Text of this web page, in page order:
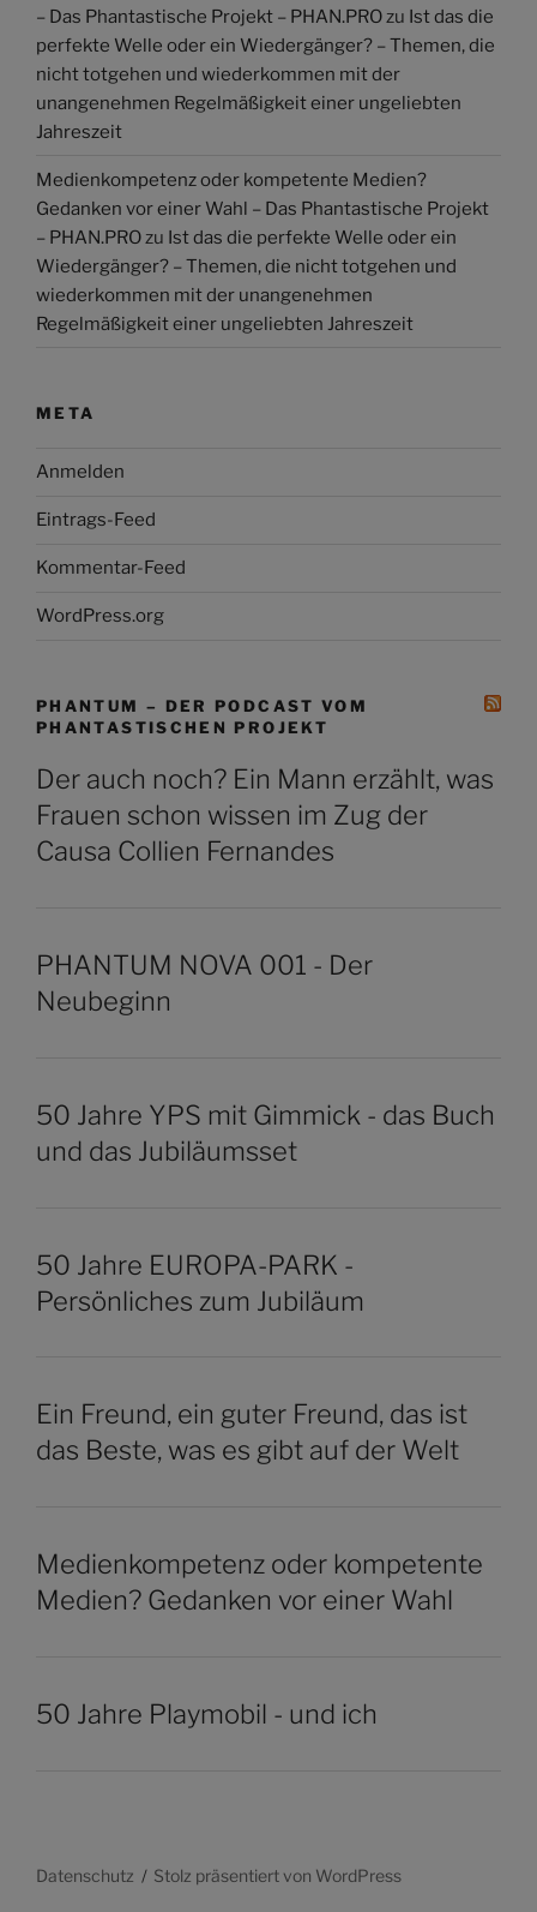
– Das Phantastische Projekt – PHAN.PROzu Ist das die
perfekte Welle oder ein Wiedergänger? – Themen, die
nicht totgehen und wiederkommen mit der
unangenehmen Regelmäßigkeit einer ungeliebten
Jahreszeit
Medienkompetenz oder kompetente Medien?
Gedanken vor einer Wahl – Das Phantastische Projekt
– PHAN.PROzu Ist das die perfekte Welle oder ein
Wiedergänger? – Themen, die nicht totgehen und
wiederkommen mit der unangenehmen
Regelmäßigkeit einer ungeliebten Jahreszeit
META
Anmelden
Eintrags-Feed
Kommentar-Feed
WordPress.org
PHANTUM – DER PODCAST VOM
PHANTASTISCHEN PROJEKT
Der auch noch? Ein Mann erzählt, was
Frauen schon wissen im Zug der
Causa Collien Fernandes
PHANTUM NOVA 001 - Der
Neubeginn
50 Jahre YPS mit Gimmick - das Buch
und das Jubiläumsset
50 Jahre EUROPA-PARK -
Persönliches zum Jubiläum
Ein Freund, ein guter Freund, das ist
das Beste, was es gibt auf der Welt
Medienkompetenz oder kompetente
Medien? Gedanken vor einer Wahl
50 Jahre Playmobil - und ich
Datenschutz Stolz präsentiert von WordPress